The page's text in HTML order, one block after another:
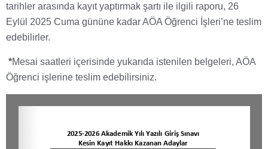
tarihler arasında kayıt yaptırmak şartı ile ilgili raporu, 26
Eylül 2025 Cuma gününe kadar AÖA Öğrenci İşleri’ne teslim
edebilirler.
*Mesai saatleri içerisinde yukarıda istenilen belgeleri, AÖA
Öğrenci işlerine teslim edebilirsiniz.